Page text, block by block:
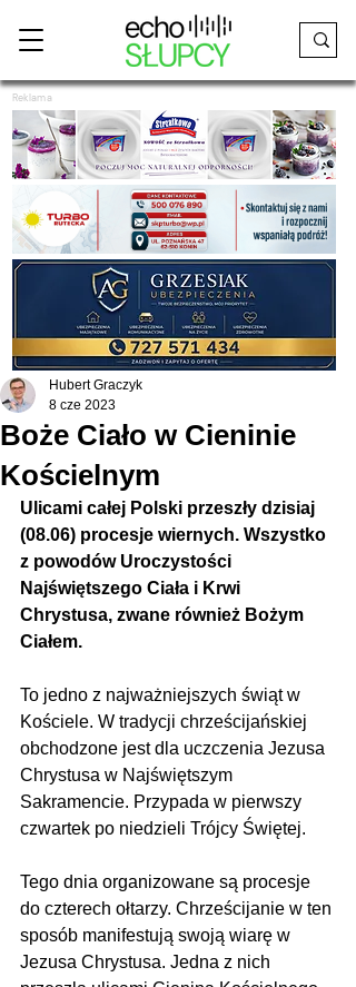
Reklama
Boże Ciało w Cieninie
Kościelnym
Hubert Graczyk
8 cze 2023
Ulicami całej Polski przeszły dzisiaj
(08.06) procesje wiernych. Wszystko
z powodów Uroczystości
Najświętszego Ciała i Krwi
Chrystusa, zwane również Bożym
Ciałem.
To jedno z najważniejszych świąt w
Kościele. W tradycji chrześcijańskiej
obchodzone jest dla uczczenia Jezusa
Chrystusa w Najświętszym
Sakramencie. Przypada w pierwszy
czwartek po niedzieli Trójcy Świętej.
Tego dnia organizowane są procesje
do czterech ołtarzy. Chrześcijanie w ten
sposób manifestują swoją wiarę w
Jezusa Chrystusa. Jedna z nich